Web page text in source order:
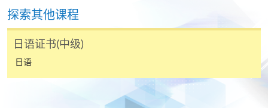
每张收据申请费用为港币30 元。支票抬头注明「香
港大学专业进修学院」。
探索其他课程
日语证书(中级)
日语